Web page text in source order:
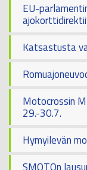
EU-
Katsastusta
Motocrossin
29.-30.7.
Hymyilevän